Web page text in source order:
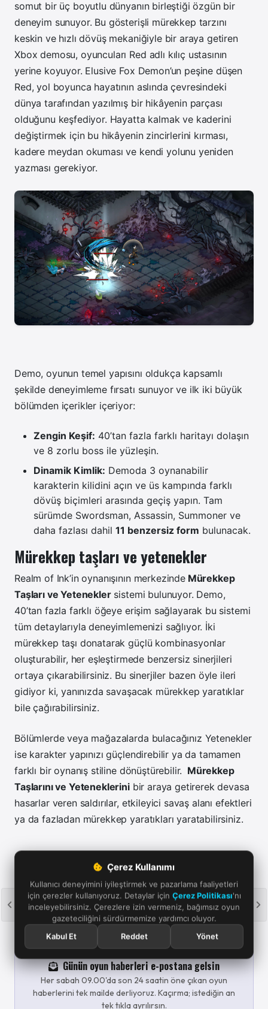
Çerez Kullanımı
Kullanıcı deneyimini iyileştirmek ve pazarlama faaliyetleri
için çerezler kullanıyoruz. Detaylar için Çerez Politikası'nı
inceleyebilirsiniz. Çerezlere izin vermeniz, bağımsız oyun
gazeteciliğini sürdürmemize yardımcı oluyor.
Kabul Et
Reddet Yönet
somut bir üç boyutlu dünyanın birleştiği özgün bir
deneyim sunuyor. Bu gösterişli mürekkep tarzını
keskin ve hızlı dövüş mekaniğiyle bir araya getiren
Xbox demosu, oyuncuları Red adlı kılıç ustasının
yerine koyuyor. Elusive Fox Demon’un peşine düşen
Red, yol boyunca hayatının aslında çevresindeki
dünya tarafından yazılmış bir hikâyenin parçası
olduğunu keşfediyor. Hayatta kalmak ve kaderini
değiştirmek için bu hikâyenin zincirlerini kırması,
kadere meydan okuması ve kendi yolunu yeniden
yazması gerekiyor.
Demo, oyunun temel yapısını oldukça kapsamlı
şekilde deneyimleme fırsatı sunuyor ve ilk iki büyük
bölümden içerikler içeriyor:
Zengin Keşif: 40’tan fazla farklı haritayı dolaşın
ve 8 zorlu boss ile yüzleşin.
Dinamik Kimlik: Demoda 3 oynanabilir
karakterin kilidini açın ve üs kampında farklı
dövüş biçimleri arasında geçiş yapın. Tam
sürümde Swordsman, Assassin, Summoner ve
daha fazlası dahil 11 benzersiz form bulunacak.
Mürekkep taşları ve yetenekler
Realm of Ink’in oynanışının merkezindeMürekkep
Taşları ve Yeteneklersistemi bulunuyor. Demo,
40’tan fazla farklı öğeye erişim sağlayarak bu sistemi
tüm detaylarıyla deneyimlemenizi sağlıyor. İki
mürekkep taşı donatarak güçlü kombinasyonlar
oluşturabilir, her eşleştirmede benzersiz sinerjileri
ortaya çıkarabilirsiniz. Bu sinerjiler bazen öyle ileri
gidiyor ki, yanınızda savaşacak mürekkep yaratıklar
bile çağırabilirsiniz.
Bölümlerde veya mağazalarda bulacağınız Yetenekler
ise karakter yapınızı güçlendirebilir ya da tamamen
farklı bir oynanış stiline dönüştürebilir. Mürekkep
Taşlarını ve Yeteneklerinibir araya getirerek devasa
hasarlar veren saldırılar, etkileyici savaş alanı efektleri
ya da fazladan mürekkep yaratıkları yaratabilirsiniz.
Oyun haberleri için temel kriterlerimizi merak ediyorsanız haber
politikası ve standartlarımıza göz atabilirsiniz. Bir bağlantıya tıklayıp
satın alma işlemi yaparsanız, küçük bir komisyon alabiliriz.Yayın
politikamızı okuyun.
Günün oyun haberleri e-postana gelsin
Her sabah 09.00'da son 24 saatin öne çıkan oyun
haberlerini tek mailde derliyoruz. Kaçırma; istediğin an
tek tıkla ayrılırsın.